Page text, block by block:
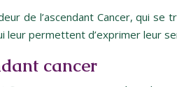
de l’ascendant Cancer, qui
leur permettent d’exprimer leur
cancer